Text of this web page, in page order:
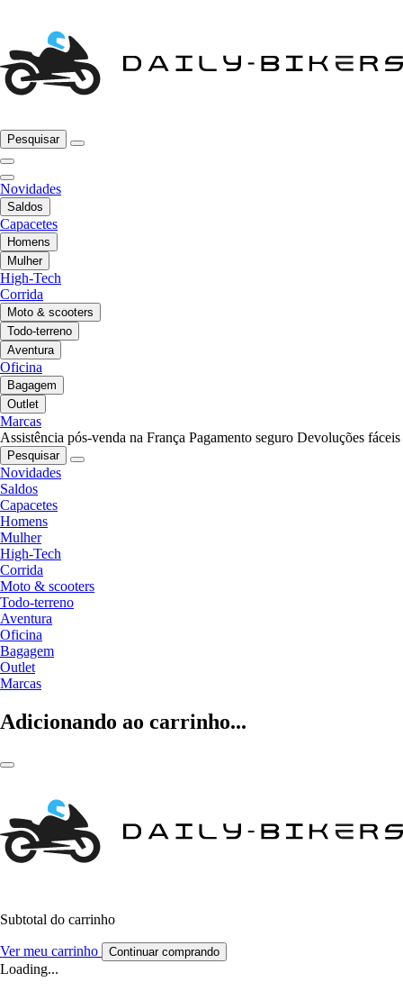
Pesquisar
Novidades
Saldos
Capacetes
Homens
Mulher
High-Tech
Corrida
Moto & scooters
Todo-terreno
Aventura
Oficina
Bagagem
Outlet
Marcas
Assistência pós-venda na França Pagamento seguro Devoluções fáceis
Pesquisar
Novidades
Saldos
Capacetes
Homens
Mulher
High-Tech
Corrida
Moto & scooters
Todo-terreno
Aventura
Oficina
Bagagem
Outlet
Marcas
Adicionando ao carrinho...
Subtotal do carrinho
Ver meu carrinho Continuar comprando
Loading...